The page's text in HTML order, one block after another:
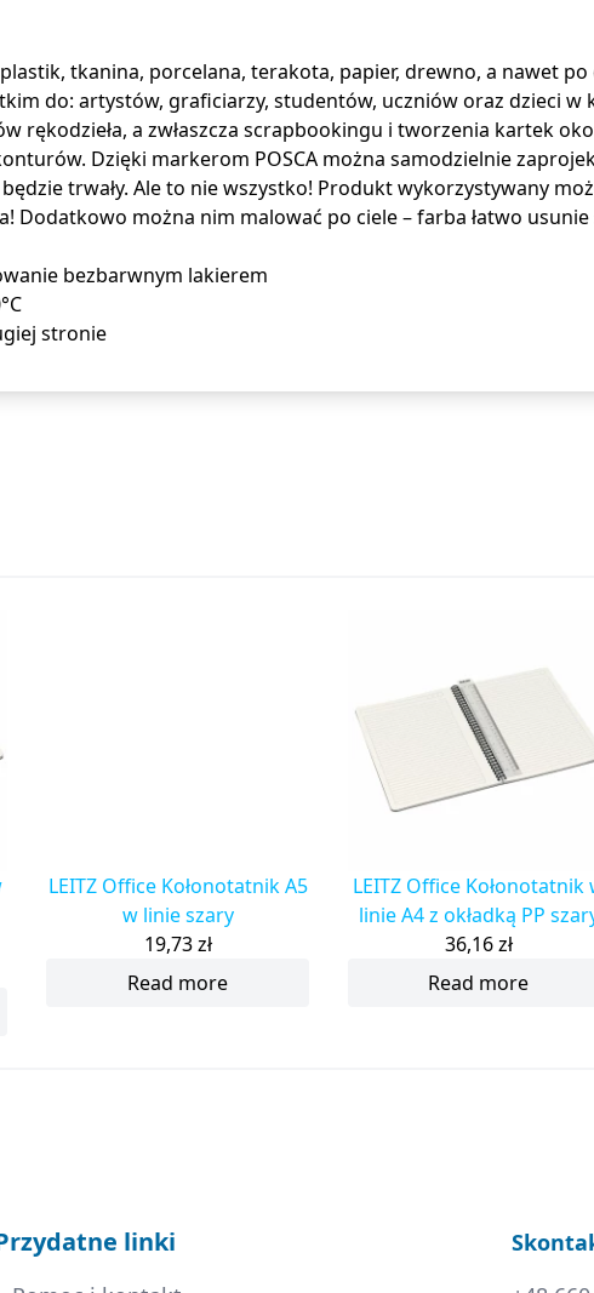
tkanina, porcelana, terakota, papier, drewno, a nawet po
do: artystów, graficiarzy, studentów, uczniów oraz dzieci w
rękodzieła, a zwłaszcza scrapbookingu i tworzenia kartek
Dzięki markerom POSCA można samodzielnie
trwały. Ale to nie wszystko! Produkt wykorzystywany
można nim malować po ciele – farba łatwo usunie
bezbarwnym lakierem
stronie
LEITZ Office Kołonotatnik A5
w linie szary
19,73zł
Read more
LEITZ Office Kołonotatnik
linie A4 z okładką PP
36,16zł
Read more
linki